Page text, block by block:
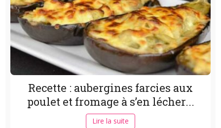
Recette : aubergines farcies aux
poulet et fromage à s’en lécher...
Lire la suite